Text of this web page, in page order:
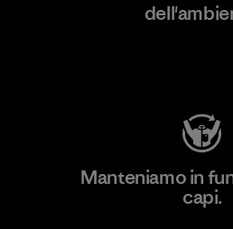
Manteniamo in
capi.